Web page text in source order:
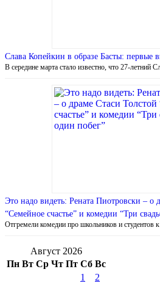
Слава Копейкин в образе Басты: первые
В середине марта стало известно, что 27-летний
Это надо видеть: Рената Пиотровски – о
“Семейное счастье” и комедии “Три
Отгремели комедии про школьников и студентов
Август 2026
Пн Вт Ср Чт Пт Сб Вс
1
2